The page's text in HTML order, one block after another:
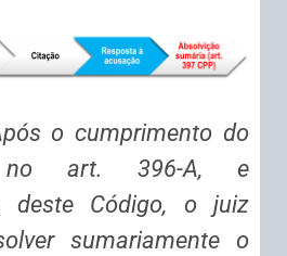
o cumprimento do
no art. 396-A, e
deste Código, o juiz
sumariamente o